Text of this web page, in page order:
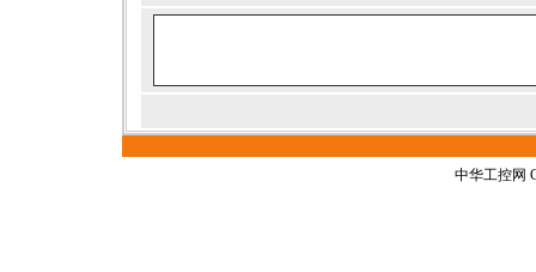
中华工控网